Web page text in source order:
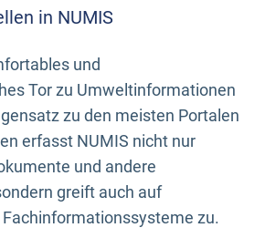
in NUMIS
und
Tor zu Umweltinformationen
zu den meisten Portalen
erfasst NUMIS nicht nur
und andere
greift auch auf
zu.